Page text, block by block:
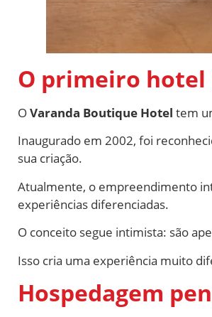
O primeiro
OVaranda Boutique Hotel tem
Inaugurado em 2002, foi
sua criação.
Atualmente, o empreendimento
experiências diferenciadas.
O conceito segue intimista: são
Isso cria uma experiência muito
Hospedagem